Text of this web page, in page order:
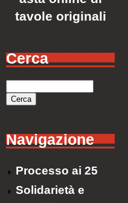
Cerca
Navigazione
Processo ai 25
Solidarietà e